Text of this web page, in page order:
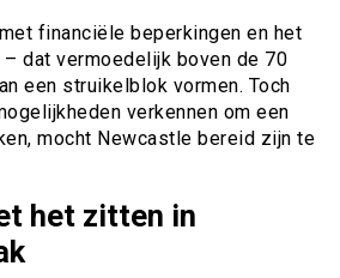
financiële beperkingen en het
dat vermoedelijk boven de 70
een struikelblok vormen. Toch
verkennen om een
mocht Newcastle bereid zijn te
het zitten in